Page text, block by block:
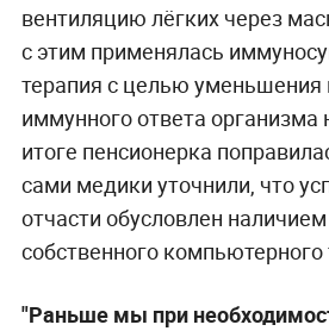
вентиляцию лёгких через
с этим применялась
терапия с целью уменьшения
иммунного ответа организма
итоге пенсионерка
сами медики уточнили, что
отчасти обусловлен
собственного компьютерного
"Раньше мы при